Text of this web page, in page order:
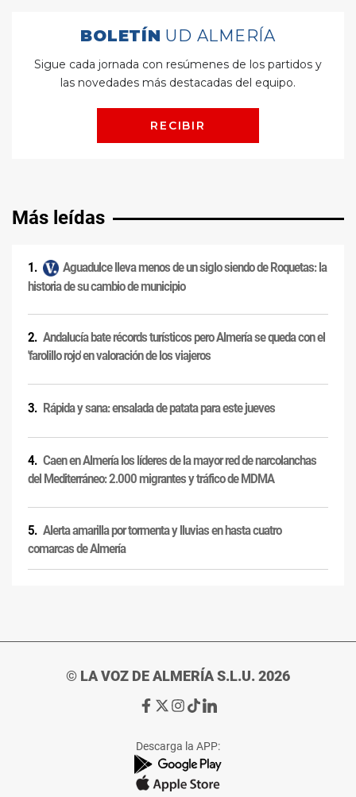
Más leídas
Aguadulce lleva menos de un siglo siendo de Roquetas: la
historia de su cambio de municipio
Andalucía bate récords turísticos pero Almería se queda con el
'farolillo rojo' en valoración de los viajeros
Rápida y sana: ensalada de patata para este jueves
Caen en Almería los líderes de la mayor red de narcolanchas
del Mediterráneo: 2.000 migrantes y tráfico de MDMA
Alerta amarilla por tormenta y lluvias en hasta cuatro
comarcas de Almería
© LA VOZ DE ALMERÍA S.L.U. 2026
Ir
de
La
Voz
Ir
de
La
Voz
Ir
de
La
Voz
Ir
de
La
Voz
Ir
de
La
Voz
Descarga la APP: